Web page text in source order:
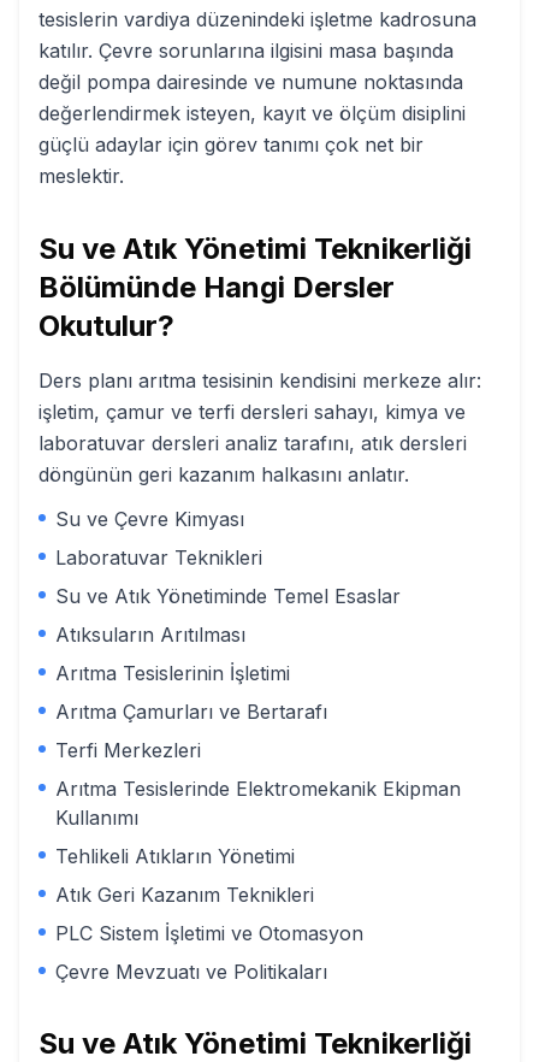
tesislerin vardiya düzenindeki işletme kadrosuna
katılır. Çevre sorunlarına ilgisini masa başında
değil pompa dairesinde ve numune noktasında
değerlendirmek isteyen, kayıt ve ölçüm disiplini
güçlü adaylar için görev tanımı çok net bir
meslektir.
Su ve Atık Yönetimi Teknikerliği
Bölümünde Hangi Dersler
Okutulur?
Ders planı arıtma tesisinin kendisini merkeze alır:
işletim, çamur ve terfi dersleri sahayı, kimya ve
laboratuvar dersleri analiz tarafını, atık dersleri
döngünün geri kazanım halkasını anlatır.
Su ve Çevre Kimyası
Laboratuvar Teknikleri
Su ve Atık Yönetiminde Temel Esaslar
Atıksuların Arıtılması
Arıtma Tesislerinin İşletimi
Arıtma Çamurları ve Bertarafı
Terfi Merkezleri
Arıtma Tesislerinde Elektromekanik Ekipman
Kullanımı
Tehlikeli Atıkların Yönetimi
Atık Geri Kazanım Teknikleri
PLC Sistem İşletimi ve Otomasyon
Çevre Mevzuatı ve Politikaları
Su ve Atık Yönetimi Teknikerliği